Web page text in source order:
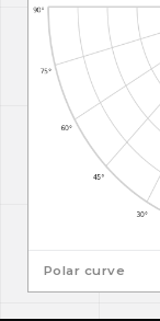
Polar curve